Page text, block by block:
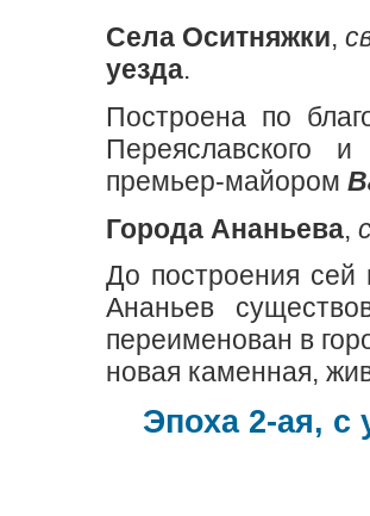
Села Оситняжки,
уезда.
Построена по
Переяславского
премьер-майором
Города Ананьева,
До построения сей
Ананьев
переименован в
новая каменная,
Эпоха 2-ая, с